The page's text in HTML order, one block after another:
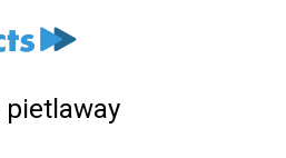
pietlaway